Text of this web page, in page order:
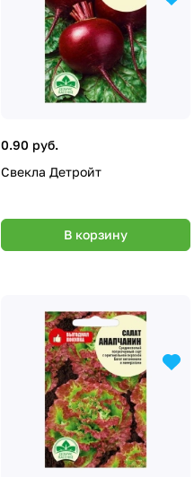
0.90 руб.
Свекла Детройт
В корзину